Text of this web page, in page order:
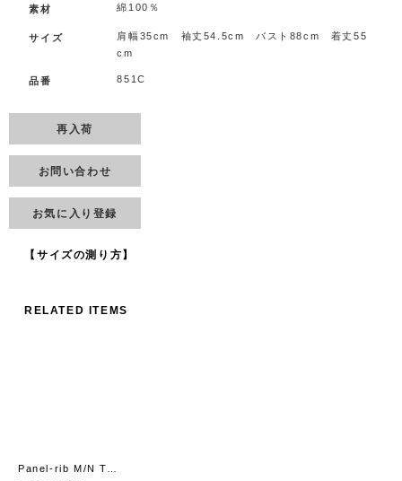
素材 綿100％
サイズ
肩幅35cm 袖丈54.5cm バスト88cm 着丈55
cm
品番 851C
再入荷
お問い合わせ
お気に入り登録
【サイズの測り方】
RELATED ITEMS